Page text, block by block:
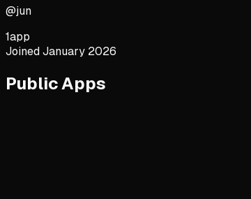
@jun
1app
JoinedJanuary 2026
Public Apps